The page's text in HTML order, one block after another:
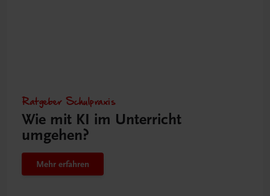
Ratgeber Schulpraxis
Wie mit KI im Unterricht
umgehen?
Mehr erfahren